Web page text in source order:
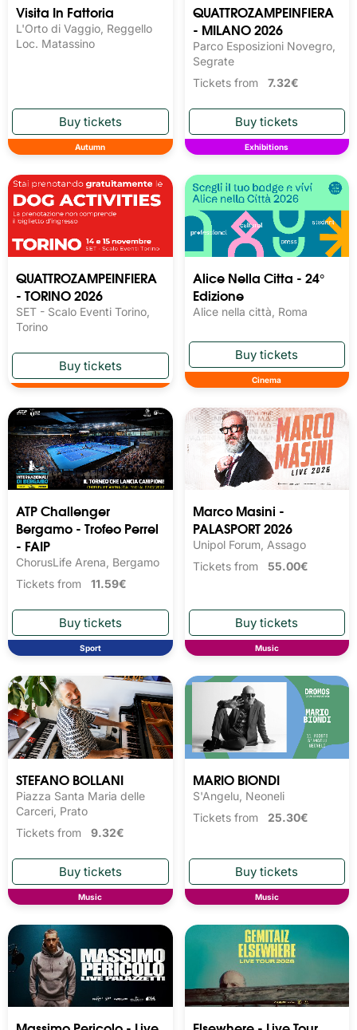
Visita In Fattoria
L'Orto di Vaggio, Reggello
Loc. Matassino
Autumn
QUATTROZAMPEINFIERA
- MILANO 2026
Parco Esposizioni Novegro,
Segrate
Tickets from 7.32€
Exhibitions
QUATTROZAMPEINFIERA
- TORINO 2026
SET - Scalo Eventi Torino,
Torino
Alice Nella Citta - 24°
Edizione
Alice nella città, Roma
Cinema
ATP Challenger
Bergamo - Trofeo Perrel
- FAIP
ChorusLife Arena, Bergamo
Tickets from 11.59€
Sport
Marco Masini -
PALASPORT 2026
Unipol Forum, Assago
Tickets from 55.00€
Music
STEFANO BOLLANI
Piazza Santa Maria delle
Carceri, Prato
Tickets from 9.32€
Music
MARIO BIONDI
S'Angelu, Neoneli
Tickets from 25.30€
Music